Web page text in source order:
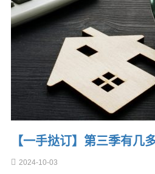
【一手挞订】第三季有几
2024-10-03